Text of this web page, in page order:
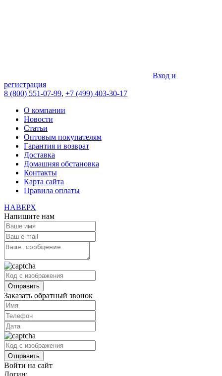
Вход и
регистрация
8 (800) 551-07-99, +7 (499) 403-30-17
О компании
Новости
Статьи
Оптовым покупателям
Гарантия и возврат
Доставка
Домашняя обстановка
Контакты
Карта сайта
Правила оплаты
НАВЕРХ
Напишите нам
Заказать обратный звонок
Войти на сайт
Логин: